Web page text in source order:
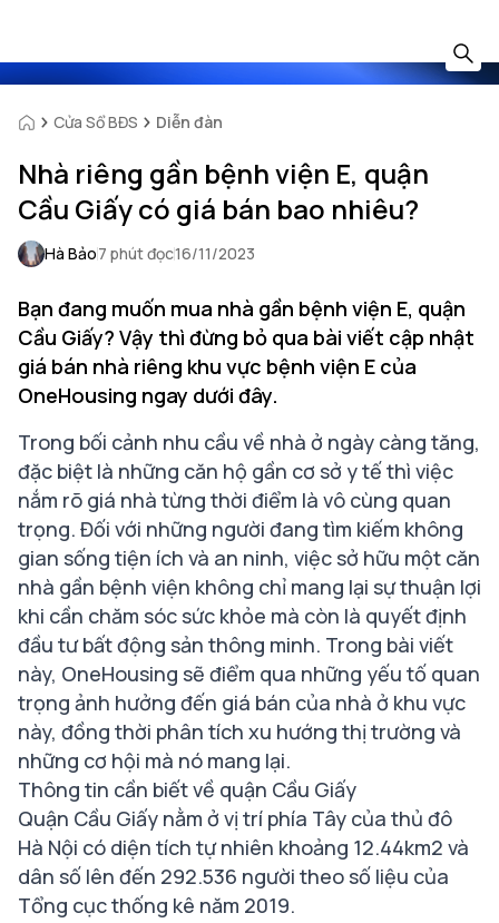
Cửa Sổ BĐS Diễn đàn
Nhà riêng gần bệnh viện E, quận
Cầu Giấy có giá bán bao nhiêu?
Hà Bảo7 phút đọc16/11/2023
Bạn đang muốn mua nhà gần bệnh viện E, quận
Cầu Giấy? Vậy thì đừng bỏ qua bài viết cập nhật
giá bán nhà riêng khu vực bệnh viện E của
OneHousing ngay dưới đây.
Trong bối cảnh nhu cầu về nhà ở ngày càng tăng,
đặc biệt là những căn hộ gần cơ sở y tế thì việc
nắm rõ giá nhà từng thời điểm là vô cùng quan
trọng. Đối với những người đang tìm kiếm không
gian sống tiện ích và an ninh, việc sở hữu một căn
nhà gần bệnh viện không chỉ mang lại sự thuận lợi
khi cần chăm sóc sức khỏe mà còn là quyết định
đầu tư bất động sản thông minh. Trong bài viết
này, OneHousing sẽ điểm qua những yếu tố quan
trọng ảnh hưởng đến giá bán của nhà ở khu vực
này, đồng thời phân tích xu hướng thị trường và
những cơ hội mà nó mang lại.
Thông tin cần biết về quận Cầu Giấy
Quận Cầu Giấy nằm ở vị trí phía Tây của thủ đô
Hà Nội có diện tích tự nhiên khoảng 12.44km2 và
dân số lên đến 292.536 người theo số liệu của
Tổng cục thống kê năm 2019.